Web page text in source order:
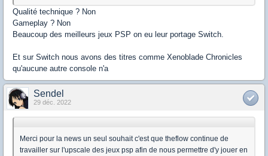
Qualité technique ? Non
Gameplay ? Non
Beaucoup des meilleurs jeux PSP on eu leur portage Switch.
Et sur Switch nous avons des titres comme Xenoblade Chronicles
qu'aucune autre console n'a
Sendel
29 déc. 2022
Merci pour la news un seul souhait c'est que theflow continue de
travailler sur l'upscale des jeux psp afin de nous permettre d'y jouer en